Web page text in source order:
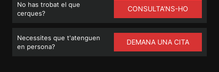
No has trobat el que
cerques?
CONSULTA'NS-HO
Necessites que t'atenguen
en persona?
DEMANA UNA CITA